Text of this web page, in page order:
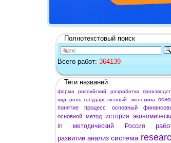
Полнотекстовый поиск
Всего работ: 364139
Теги названий
форма российский разработка
вид
роль государственный экономика
понятие
процесс основный
основной метод история
in
методический Россия
развитие анализ система